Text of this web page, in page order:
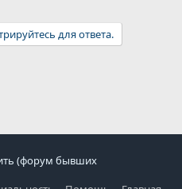
для ответа.
(форум бывших